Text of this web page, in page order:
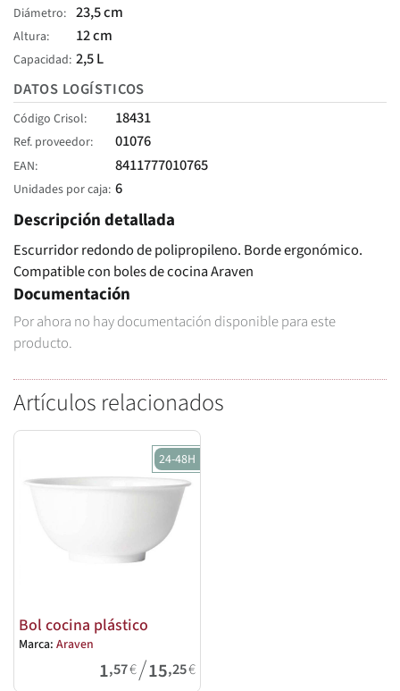
Diámetro 23,5 cm
Altura 12 cm
Capacidad 2,5 L
DATOS LOGÍSTICOS
Código Crisol 18431
Ref. proveedor 01076
EAN 8411777010765
Unidades por caja 6
Descripción detallada
Escurridor redondo de polipropileno. Borde ergonómico.
Compatible con boles de cocina Araven
Documentación
Por ahora no hay documentación disponible para este
producto.
Artículos relacionados
24-48H
Bol cocina plástico
Marca: Araven
1,57€/15,25€